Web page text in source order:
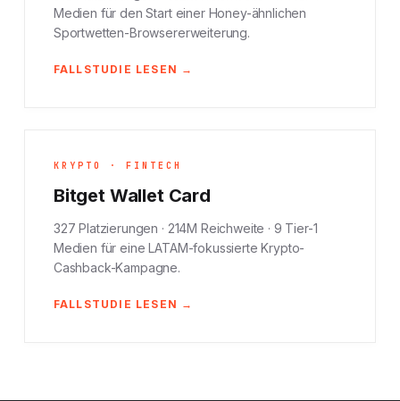
Medien für den Start einer Honey-ähnlichen
Sportwetten-Browsererweiterung.
FALLSTUDIE LESEN →
KRYPTO · FINTECH
Bitget Wallet Card
327 Platzierungen · 214M Reichweite · 9 Tier-1
Medien für eine LATAM-fokussierte Krypto-
Cashback-Kampagne.
FALLSTUDIE LESEN →